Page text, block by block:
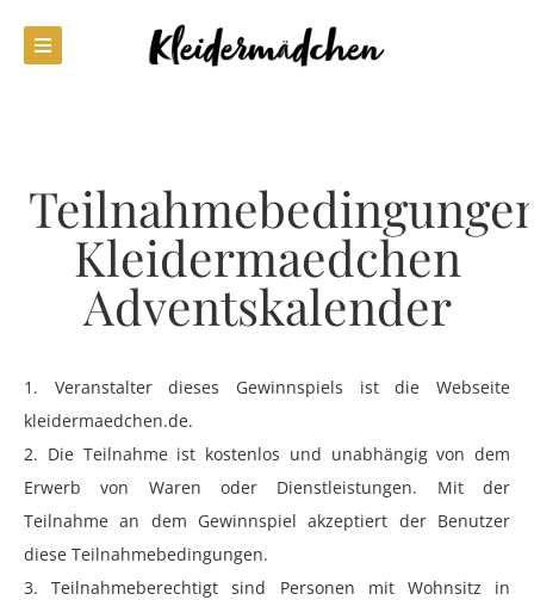
Kleidermaedchen
Adventskalender
1. Veranstalter dieses Gewinnspiels ist die Webseite
kleidermaedchen.de.
2. Die Teilnahme ist kostenlos und unabhängig von dem
Erwerb von Waren oder Dienstleistungen. Mit der
Teilnahme an dem Gewinnspiel akzeptiert der Benutzer
diese Teilnahmebedingungen.
3. Teilnahmeberechtigt sind Personen mit Wohnsitz in